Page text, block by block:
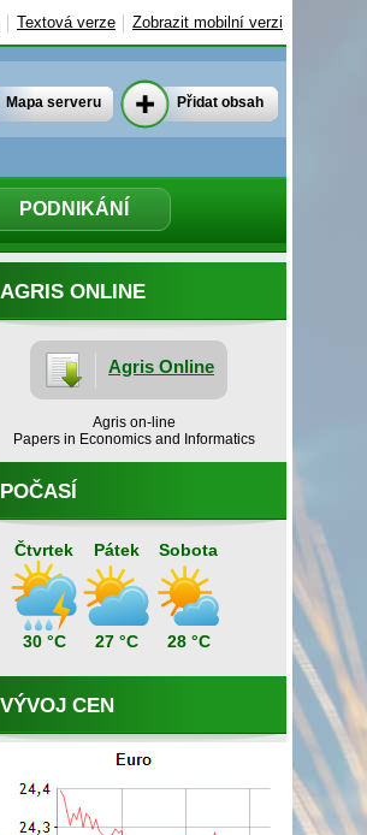
Textová verze Zobrazit mobilní verzi
PODNIKÁNÍ
Mapa serveru Přidat obsah
AGRIS ONLINE
Agris Online
Agris on-line
Papers in Economics and Informatics
POČASÍ
Čtvrtek
30 °C
Pátek
27 °C
Sobota
28 °C
VÝVOJ CEN